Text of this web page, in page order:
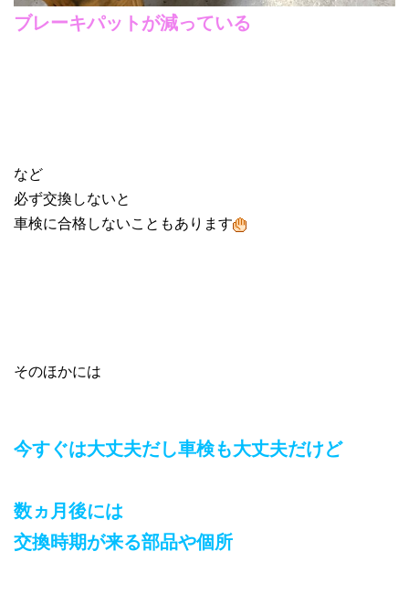
ブレーキパットが減っている
など
必ず交換しないと
車検に合格しないこともあります
そのほかには
今すぐは大丈夫だし車検も大丈夫だけど
数ヵ月後には
交換時期が来る部品や個所